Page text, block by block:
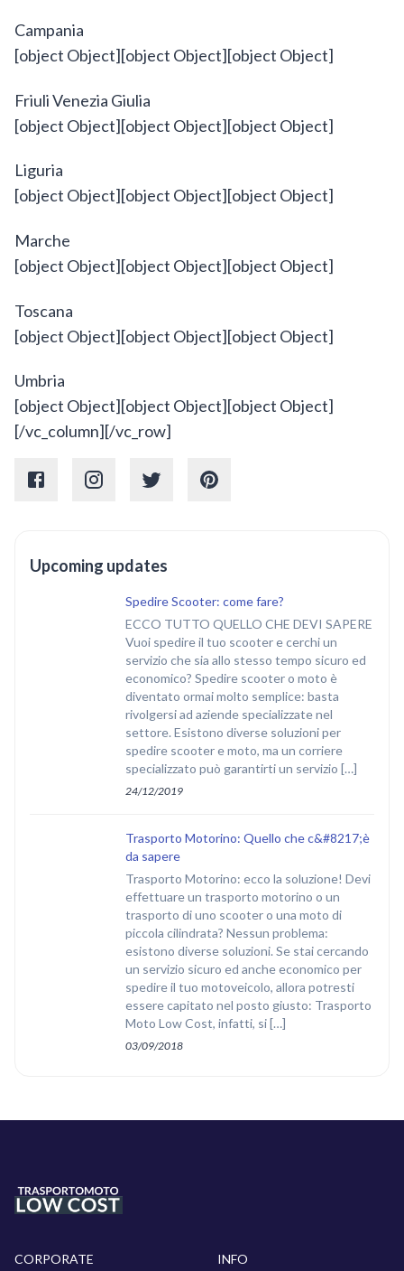
Campania
Friuli Venezia Giulia
Liguria
Marche
Toscana
Umbria
[/vc_column][/vc_row]
Upcoming updates
Spedire Scooter: come fare?
ECCO TUTTO QUELLO CHE DEVI SAPERE
Vuoi spedire il tuo scooter e cerchi un
servizio che sia allo stesso tempo sicuro ed
economico? Spedire scooter o moto è
diventato ormai molto semplice: basta
rivolgersi ad aziende specializzate nel
settore. Esistono diverse soluzioni per
spedire scooter e moto, ma un corriere
specializzato può garantirti un servizio […]
24/12/2019
Trasporto Motorino: Quello che c&#8217;è
da sapere
Trasporto Motorino: ecco la soluzione! Devi
effettuare un trasporto motorino o un
trasporto di uno scooter o una moto di
piccola cilindrata? Nessun problema:
esistono diverse soluzioni. Se stai cercando
un servizio sicuro ed anche economico per
spedire il tuo motoveicolo, allora potresti
essere capitato nel posto giusto: Trasporto
Moto Low Cost, infatti, si […]
03/09/2018
CORPORATE
INFO